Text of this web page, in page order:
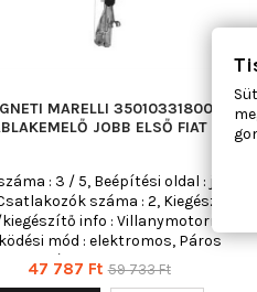
MARELLI 350103318000
JOBB ELSŐ FIAT
: 3 / 5, Beépítési oldal : jobb
száma : 2, Kiegészítő
info : Villanymotorral,
mód : elektromos, Páros
cikkszám : 350103317000
Ár
47 787 Ft Normál
59 733 Ft